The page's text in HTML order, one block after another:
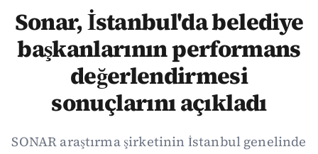
Sonar, İstanbul'da belediye
başkanlarının performans
değerlendirmesi
sonuçlarını açıkladı
SONAR araştırma şirketinin İstanbul genelinde